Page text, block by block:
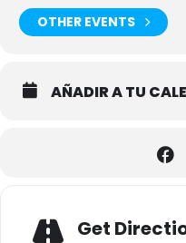
OTHER EVENTS
AÑADIR A TU
Get